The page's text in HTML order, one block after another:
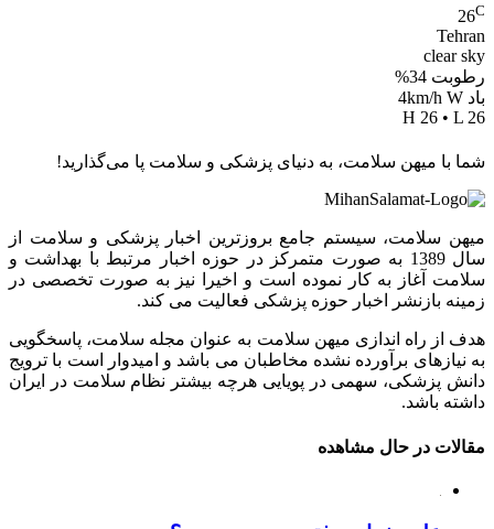
26C
Tehran
clear sky
رطوبت 34%
باد 4km/h W
H 26 • L 26
شما با میهن سلامت، به دنیای پزشکی و سلامت پا می‌گذارید!
میهن سلامت، سیستم جامع بروزترین اخبار پزشکی و سلامت از
سال 1389 به صورت متمرکز در حوزه اخبار مرتبط با بهداشت و
سلامت آغاز به کار نموده است و اخیرا نیز به صورت تخصصی در
زمینه بازنشر اخبار حوزه پزشکی فعالیت می کند.
هدف از راه اندازی میهن سلامت به عنوان مجله سلامت، پاسخگویی
به نیازهای برآورده نشده مخاطبان می باشد و امیدوار است با ترویج
دانش پزشکی، سهمی در پویایی هرچه بیشتر نظام سلامت در ایران
داشته باشد.
مقالات در حال مشاهده